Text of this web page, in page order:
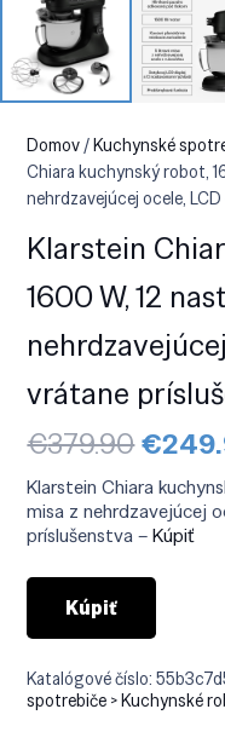
Domov/Kuchynské
Chiara kuchynský robot,
nehrdzavejúcej ocele,
Klarstein
1600 W, 12
vrátane
€379.90
cena
bola:
€
Klarstein Chiara
misa z nehrdzavejúcej
príslušenstva –Kúpiť
Kúpiť
Katalógové číslo:
spotrebiče > Kuchynské